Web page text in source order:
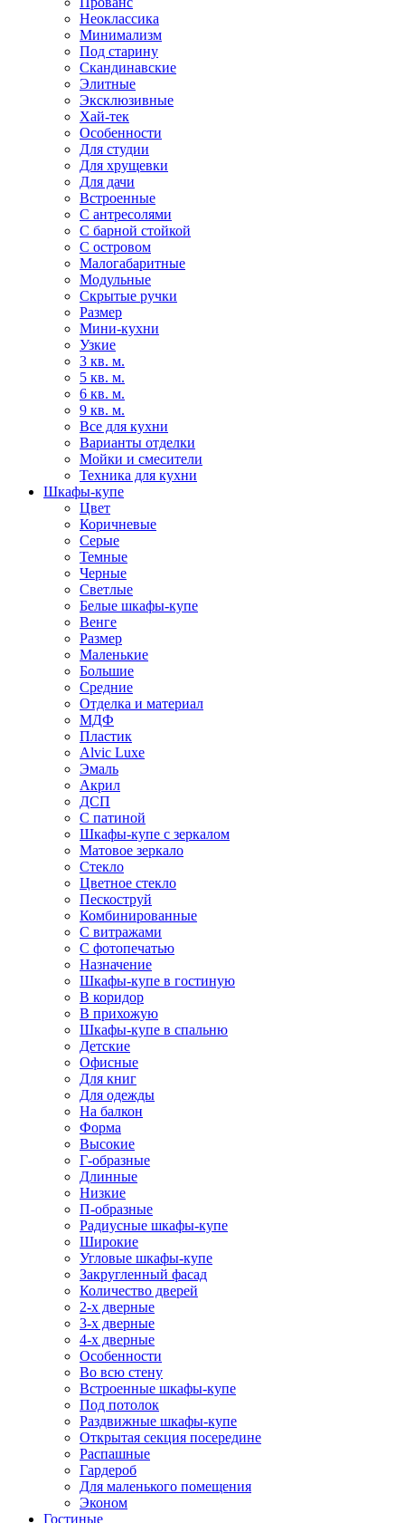
Неоклассика
Минимализм
Под старину
Скандинавские
Элитные
Эксклюзивные
Хай-тек
Особенности
Для студии
Для хрущевки
Для дачи
Встроенные
С антресолями
С барной стойкой
С островом
Малогабаритные
Модульные
Скрытые ручки
Размер
Мини-кухни
Узкие
3 кв. м.
5 кв. м.
6 кв. м.
9 кв. м.
Все для кухни
Варианты отделки
Мойки и смесители
Техника для кухни
Шкафы-купе
Цвет
Коричневые
Серые
Темные
Черные
Светлые
Белые шкафы-купе
Венге
Размер
Маленькие
Большие
Средние
Отделка и материал
МДФ
Пластик
Alvic Luxe
Эмаль
Акрил
ДСП
С патиной
Шкафы-купе с зеркалом
Матовое зеркало
Стекло
Цветное стекло
Пескоструй
Комбинированные
С витражами
С фотопечатью
Назначение
Шкафы-купе в гостиную
В коридор
В прихожую
Шкафы-купе в спальню
Детские
Офисные
Для книг
Для одежды
На балкон
Форма
Высокие
Г-образные
Длинные
Низкие
П-образные
Радиусные шкафы-купе
Широкие
Угловые шкафы-купе
Закругленный фасад
Количество дверей
2-х дверные
3-х дверные
4-х дверные
Особенности
Во всю стену
Встроенные шкафы-купе
Под потолок
Раздвижные шкафы-купе
Открытая секция посередине
Распашные
Гардероб
Для маленького помещения
Эконом
Гостиные